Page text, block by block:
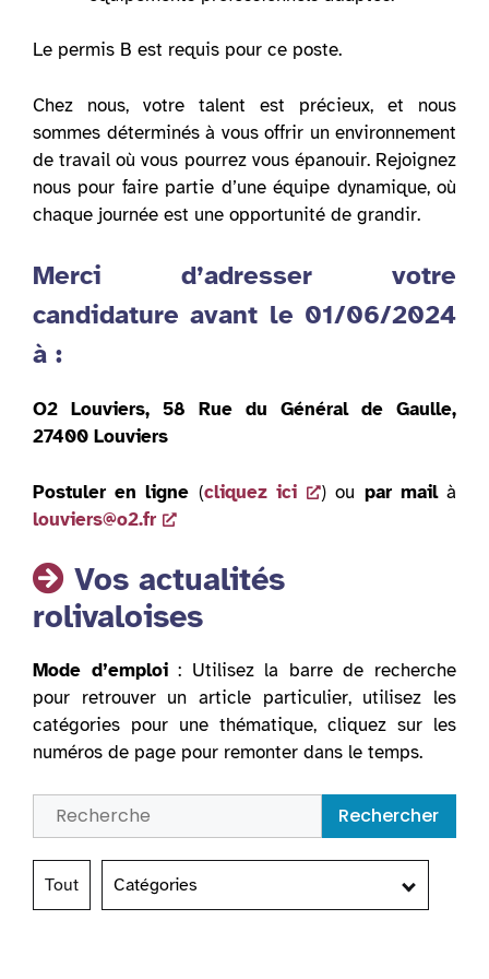
Le permis B est requis pour ce poste.
Chez nous, votre talent est précieux, et nous
sommes déterminés à vous offrir un environnement
de travail où vous pourrez vous épanouir. Rejoignez
nous pour faire partie d’une équipe dynamique, où
chaque journée est une opportunité de grandir.
Merci d’adresser votre
candidature avant le 01/06/2024
à :
O2 Louviers, 58 Rue du Général de Gaulle,
27400 Louviers
Postuler en ligne (cliquez ici ) ou par mailà
louviers@o2.fr
Vos actualités
rolivaloises
Mode d’emploi: Utilisez la barre de recherche
pour retrouver un article particulier, utilisez les
catégories pour une thématique, cliquez sur les
numéros de page pour remonter dans le temps.
Rechercher
Tout Catégories